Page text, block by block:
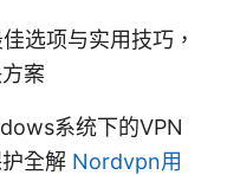
选项与实用技巧，
案
系统下的VPN
全解 Nordvpn用